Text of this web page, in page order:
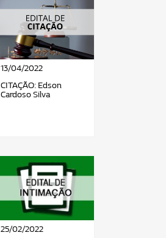
13/04/2022
CITAÇÃO: Edson
Cardoso Silva
25/02/2022